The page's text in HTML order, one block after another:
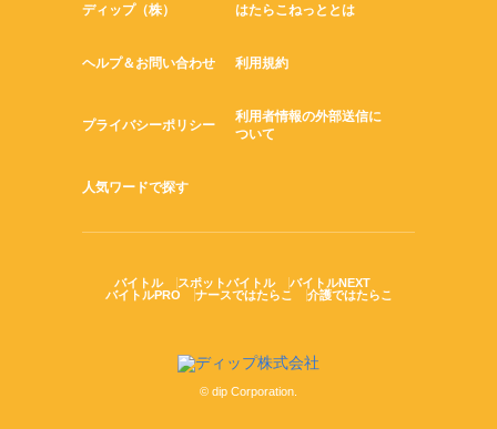
ディップ（株） はたらこねっととは
ヘルプ＆お問い合わせ 利用規約
プライバシーポリシー
利用者情報の外部送信に
ついて
人気ワードで探す
バイトル スポットバイトル
バイトルNEXT
バイトルPRO
ナースではたらこ 介護ではたらこ
© dip Corporation.